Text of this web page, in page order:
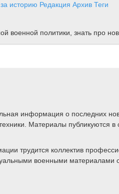
историю Редакция Архив Теги
военной политики, знать
информация о последних
Материалы публикуются
трудится коллектив
военными